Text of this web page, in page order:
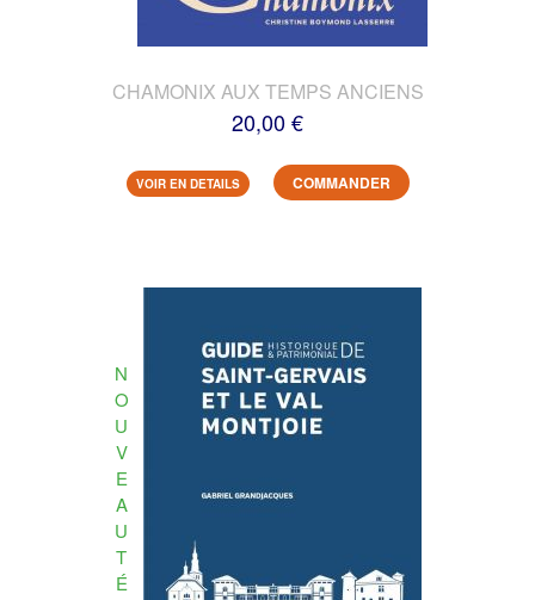
CHAMONIX AUX TEMPS ANCIENS
20,00 €
VOIR EN DETAILS COMMANDER
N
O
U
V
E
A
U
T
É